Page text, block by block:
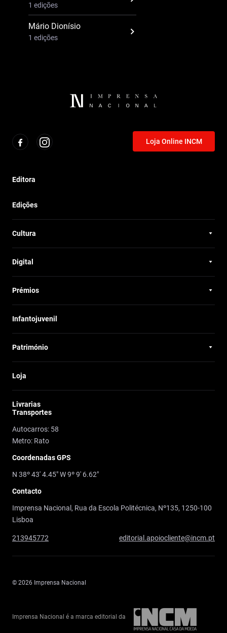
1 edições
Mário Dionísio
1 edições
Loja Online INCM
Editora
Edições
Cultura
Digital
Prémios
Infantojuvenil
Património
Loja
Livrarias
Transportes
Autocarros: 58
Metro: Rato
Coordenadas GPS
N 38º 43' 4.45" W 9º 9' 6.62"
Contacto
Imprensa Nacional, Rua da Escola Politécnica, Nº135, 1250-100
Lisboa
213945772 editorial.apoiocliente@incm.pt
© 2026 Imprensa Nacional
Imprensa Nacional é a marca editorial da